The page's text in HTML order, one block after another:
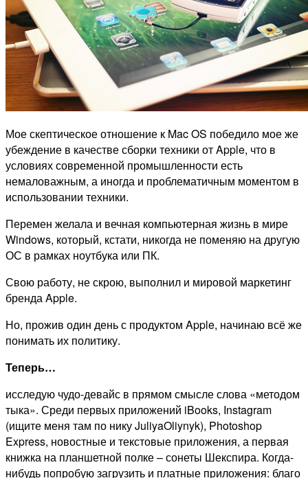
Мое скептическое отношение к Mac OS победило мое же
убеждение в качестве сборки техники от Apple, что в
условиях современной промышленности есть
немаловажным, а иногда и проблематичным моментом в
использовании техники.
Перемен желала и вечная компьютерная жизнь в мире
Windows, который, кстати, никогда не поменяю на другую
ОС в рамках ноутбука или ПК.
Свою работу, не скрою, выполнил и мировой маркетинг
бренда Apple.
Но, прожив один день с продуктом Apple, начинаю всё же
понимать их политику.
Теперь…
исследую чудо-девайс в прямом смысле слова «методом
тыка». Среди первых приложений iBooks, Instagram
(ищите меня там по нику JuliyaOliynyk), Photoshop
Express, новостные и текстовые приложения, а первая
книжка на планшетной полке – сонеты Шекспира. Когда-
нибудь попробую загрузить и платные приложения: благо